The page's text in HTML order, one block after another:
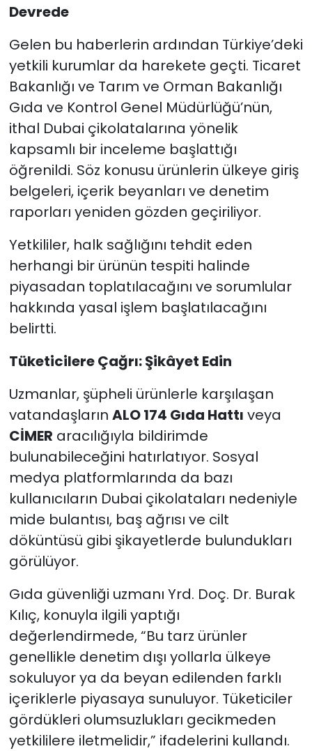
Devrede
Gelen bu haberlerin ardından Türkiye’deki
yetkili kurumlar da harekete geçti. Ticaret
Bakanlığı ve Tarım ve Orman Bakanlığı
Gıda ve Kontrol Genel Müdürlüğü’nün,
ithal Dubai çikolatalarına yönelik
kapsamlı bir inceleme başlattığı
öğrenildi. Söz konusu ürünlerin ülkeye giriş
belgeleri, içerik beyanları ve denetim
raporları yeniden gözden geçiriliyor.
Yetkililer, halk sağlığını tehdit eden
herhangi bir ürünün tespiti halinde
piyasadan toplatılacağını ve sorumlular
hakkında yasal işlem başlatılacağını
belirtti.
Tüketicilere Çağrı: Şikâyet Edin
Uzmanlar, şüpheli ürünlerle karşılaşan
vatandaşların ALO 174 Gıda Hattı veya
CİMER aracılığıyla bildirimde
bulunabileceğini hatırlatıyor. Sosyal
medya platformlarında da bazı
kullanıcıların Dubai çikolataları nedeniyle
mide bulantısı, baş ağrısı ve cilt
döküntüsü gibi şikayetlerde bulundukları
görülüyor.
Gıda güvenliği uzmanı Yrd. Doç. Dr. Burak
Kılıç, konuyla ilgili yaptığı
değerlendirmede, “Bu tarz ürünler
genellikle denetim dışı yollarla ülkeye
sokuluyor ya da beyan edilenden farklı
içeriklerle piyasaya sunuluyor. Tüketiciler
gördükleri olumsuzlukları gecikmeden
yetkililere iletmelidir,” ifadelerini kullandı.